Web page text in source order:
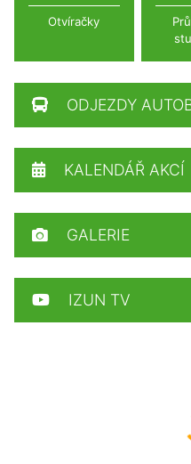
Otvíračky
ODJEZDY
KALENDÁŘ AKCÍ
GALERIE
IZUN TV